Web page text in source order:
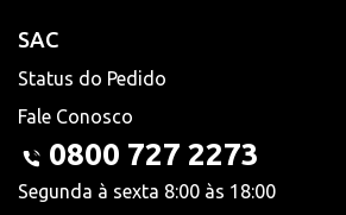
SAC
Status do Pedido
Fale Conosco
0800 727 2273
Segunda à sexta 8:00 às 18:00